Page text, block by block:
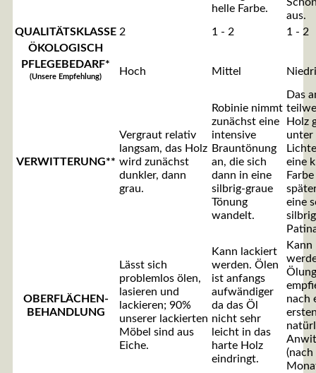
helle Farbe.
aus.
QUALITÄTSKLASSE 2 1 - 2
1 - 2
ÖKOLOGISCH
PFLEGEBEDARF*
(Unsere Empfehlung) Hoch Mittel
VERWITTERUNG**
Vergraut relativ
langsam, das Holz
wird zunächst
dunkler, dann
grau.
Robinie nimmt
zunächst eine
intensive
Brauntönung
an, die sich
dann in eine
silbrig-graue
Tönung
wandelt.
Das
Holz
unter
eine
eine
OBERFLÄCHEN-
BEHANDLUNG
Lässt sich
problemlos ölen,
lasieren und
lackieren; 90%
unserer lackierten
Möbel sind aus
Eiche.
Kann lackiert
werden. Ölen
ist anfangs
aufwändiger
da das Öl
nicht sehr
leicht in das
harte Holz
eindringt.
Ölung
nach
(nach